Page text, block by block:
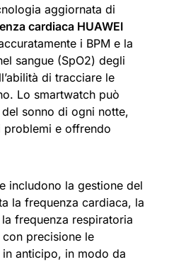
aggiornata di
cardiaca HUAWEI
i BPM e la
sangue (SpO2) degli
di tracciare le
Lo smartwatch può
sonno di ogni notte,
problemi e offrendo
includono la gestione del
la frequenza cardiaca, la
frequenza respiratoria
con precisione le
anticipo, in modo da